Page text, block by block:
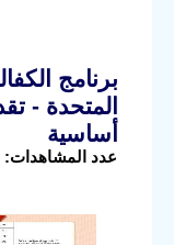
برنامج
المتحدة -
أساسية
عدد المشاهدات: 20529 |